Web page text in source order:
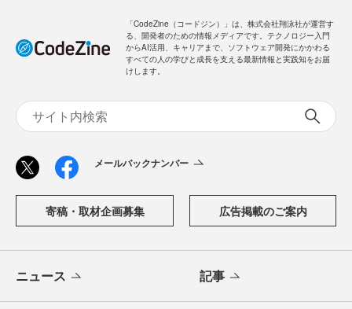
「CodeZine（コードジン）」は、株式会社翔泳社が運営す
る、開発者のための情報メディアです。テクノロジー入門
からAI活用、キャリアまで、ソフトウェア開発にかかわる
すべての人の学びと成長を支える最新情報と実践知をお届
けします。
メールバックナンバー
寄稿・取材企画募集 広告掲載のご案内
ニュース 記事